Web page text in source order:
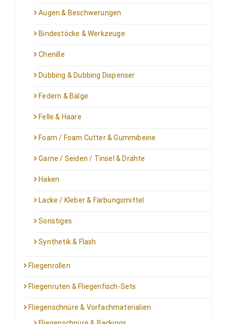
Augen & Beschwerungen
Bindestöcke & Werkzeuge
Chenille
Dubbing & Dubbing Dispenser
Federn & Bälge
Felle & Haare
Foam / Foam Cutter & Gummibeine
Garne / Seiden / Tinsel & Drähte
Haken
Lacke / Kleber & Färbungsmittel
Sonstiges
Synthetik & Flash
Fliegenrollen
Fliegenruten & Fliegenfisch-Sets
Fliegenschnüre & Vorfachmaterialien